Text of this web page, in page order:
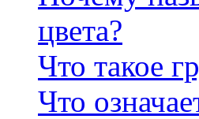
цвета?
Что такое
Что